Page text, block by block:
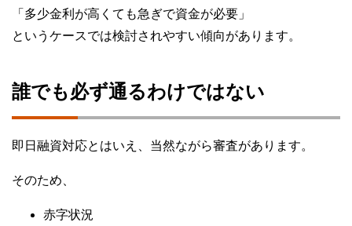
「多少金利が高くても急ぎで資金が必要」
というケースでは検討されやすい傾向があります。
誰でも必ず通るわけではない
即日融資対応とはいえ、当然ながら審査があります。
そのため、
赤字状況